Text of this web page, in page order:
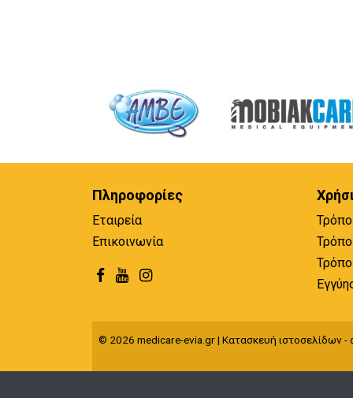
Πληροφορίες
Εταιρεία
Επικοινωνία
© 2026 medicare-evia.gr | Κατασκευή ιστοσελίδων -